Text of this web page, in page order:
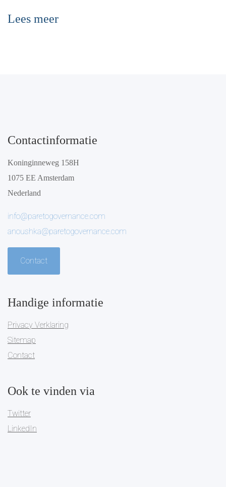
Lees meer
Contactinformatie
Koninginneweg 158H
1075 EE Amsterdam
Nederland
info@paretogovernance.com
anoushka@paretogovernance.com
Contact
Handige informatie
Privacy Verklaring
Sitemap
Contact
Ook te vinden via
Twitter
LinkedIn